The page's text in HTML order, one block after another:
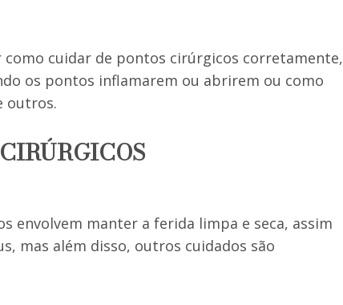
como cuidar de pontos cirúrgicos corretamente,
os pontos inflamarem ou abrirem ou como
outros.
envolvem manter a ferida limpa e seca, assim
mas além disso, outros cuidados são